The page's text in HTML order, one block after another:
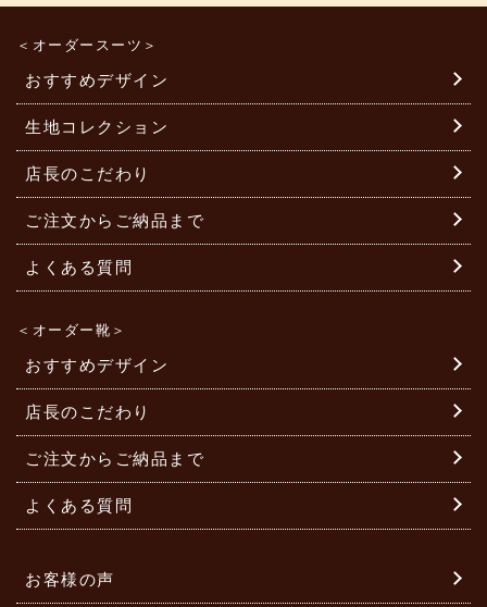
＜オーダースーツ＞
おすすめデザイン
生地コレクション
店長のこだわり
ご注文からご納品まで
よくある質問
＜オーダー靴＞
おすすめデザイン
店長のこだわり
ご注文からご納品まで
よくある質問
お客様の声